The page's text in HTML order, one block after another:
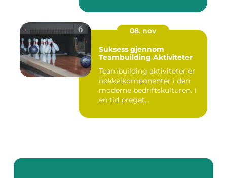
08. nov
Suksess gjennom
Teambuilding Aktiviteter
Teambuilding aktiviteter er
nøkkelkomponenter i den
moderne bedriftskulturen. I
en tid preget...